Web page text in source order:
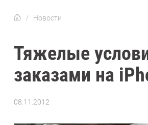
Новости
Тяжелые
заказами на
08.11.2012